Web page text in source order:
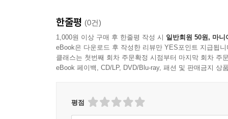
한줄평 (0건)
1,000원 이상 구매 후 한줄평 작성 시 일반회원 50원, 마니
eBook은 다운로드 후 작성한 리뷰만 YES포인트 지급됩니
클래스는 첫번째 회차 주문확정 시점부터 마지막 회차 주
eBook 페이백, CD/LP, DVD/Blu-ray, 패션 및 판매금지 상
평점